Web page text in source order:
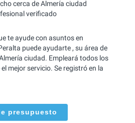
cerca de Almería ciudad
verificado
te ayude con asuntos en
puede ayudarte , su área de
ciudad. Empleará todos los
mejor servicio. Se registró en la
presupuesto